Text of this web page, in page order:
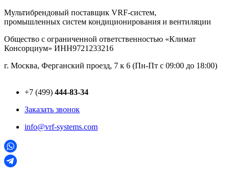
Перейти
к
Мультибрендовый поставщик VRF-cистем,
промышленных систем кондиционирования и вентиляции
Общество с ограниченной ответственностью «Климат
Консорциум» ИНН9721233216
г. Москва, Ферганский проезд, 7 к 6 (Пн-Пт с 09:00 до 18:00)
+7 (499) 444-83-34
Заказать звонок
info@vrf-systems.com